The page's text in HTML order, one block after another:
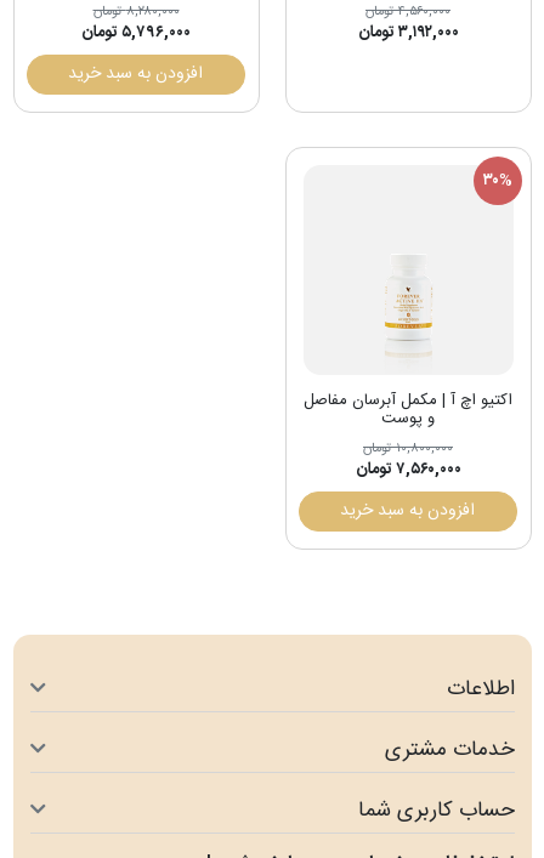
۴,۵۶۰,۰۰۰ تومان
۳,۱۹۲,۰۰۰ تومان
افزودن به سبد خرید
۸,۲۸۰,۰۰۰ تومان
۵,۷۹۶,۰۰۰ تومان
۳۰%
افزودن به سبد خرید
اکتیو اچ آ | مکمل آبرسان مفاصل
و پوست
۱۰,۸۰۰,۰۰۰ تومان
۷,۵۶۰,۰۰۰ تومان
اطلاعات
خدمات مشتری
حساب کاربری شما